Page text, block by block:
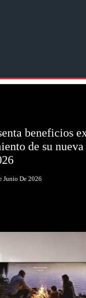
beneficios
de su
Junio De 2026